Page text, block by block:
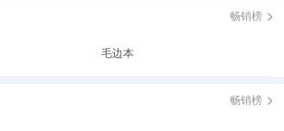
畅销榜
毛边本
畅销榜